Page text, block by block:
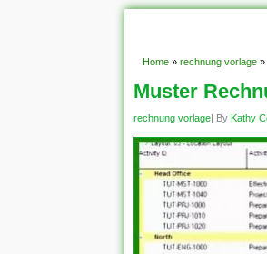
Home » rechnung vorlage »
Muster
rechnung vorlage| By Kathy